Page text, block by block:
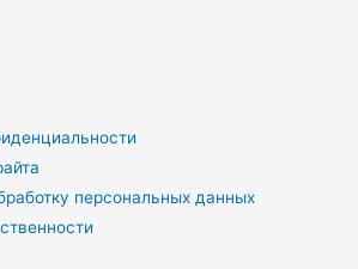
персональных данных